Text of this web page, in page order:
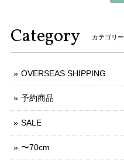
Category カテゴリー
OVERSEAS SHIPPING
予約商品
SALE
〜70cm